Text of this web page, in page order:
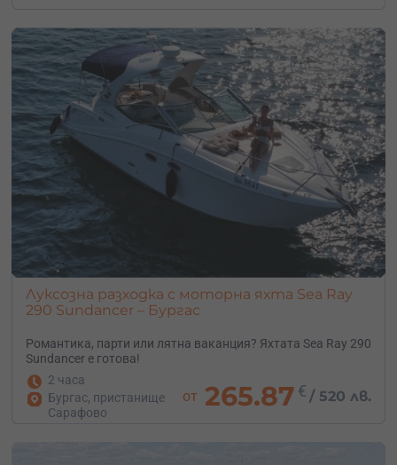
Луксозна разходка с моторна яхта Sea Ray
290 Sundancer – Бургас
Романтика, парти или лятна ваканция? Яхтата Sea Ray 290
Sundancer е готова!
2 часа
Бургас, пристанище
Сарафово
от 265.87 € /520 лв.